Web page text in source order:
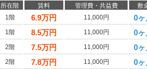
所在階 賃料 管理費・共益費 敷
1階
6.9万円 11,000円 0ヶ
1階
8.5万円 11,000円 0ヶ
2階
7.5万円 11,000円 0ヶ
2階
7.8万円 11,000円 0ヶ